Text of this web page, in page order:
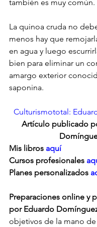
también es muy común.
La quinoa cruda no
menos hay que
en agua y luego
bien para eliminar un
amargo exterior
saponina.
Culturismototal:
Artículo publicado
Mis libros aquí
Cursos profesionales
Planes personalizados
Preparaciones online y
por Eduardo
objetivos de la mano